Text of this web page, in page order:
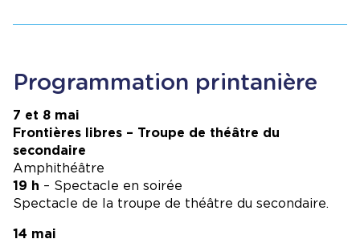
Programmation printanière
7 et 8 mai
Frontières libres – Troupe de théâtre du
secondaire
Amphithéâtre
19 h – Spectacle en soirée
Spectacle de la troupe de théâtre du secondaire.
14 mai